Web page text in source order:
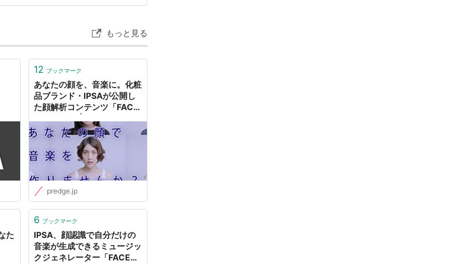
もっと見る
12 ブックマーク
あなたの顔を、音楽に。化粧
品ブランド・IPSAが公開し
た顔解析コンテンツ「FACE
predge.jp
た
6 ブックマーク
IPSA、顔認識で自分だけの
音楽が生成できるミュージッ
クジェネレーター「FACE